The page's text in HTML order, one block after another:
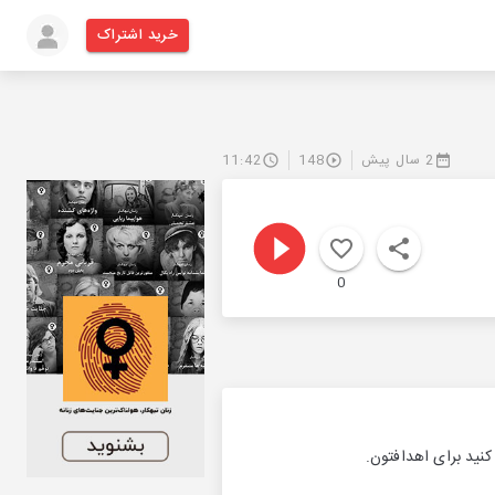
خرید اشتراک
2 سال پیش 148
11:42
0
برای اهدافتون.